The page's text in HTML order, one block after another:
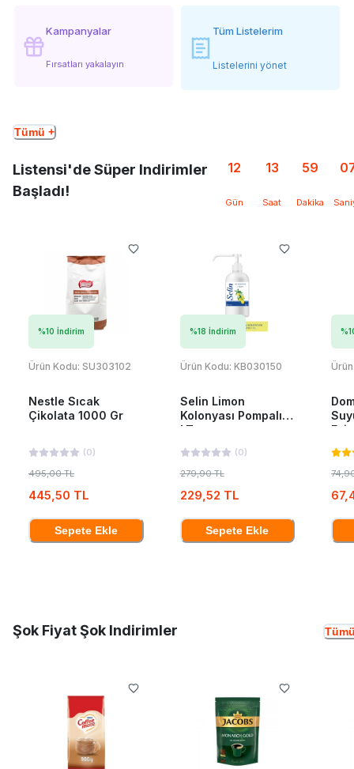
Kampanyalar
Fırsatları yakalayın
Tüm Listelerim
Listelerini yönet
Tümü +
Listensi'de Süper Indirimler
Başladı!
12
Gün
13
Saat
59
Dakika
%10 İndirim
Ürün Kodu: SU303102
Nestle Sıcak
Çikolata 1000 Gr
(0)
495,00 TL
445,50 TL
Sepete Ekle
%18 İndirim
Ürün Kodu: KB030150
Selin Limon
Kolonyası Pompalı 1
LT
(0)
279,90 TL
229,52 TL
Sepete Ekle
%
Şok Fiyat Şok Indirimler